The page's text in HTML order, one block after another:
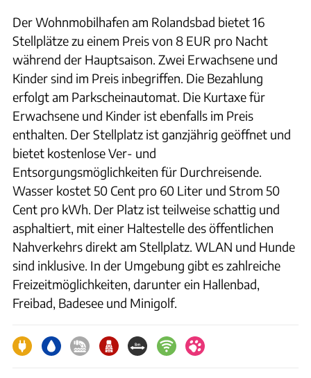
Der Wohnmobilhafen am Rolandsbad bietet 16
Stellplätze zu einem Preis von 8 EUR pro Nacht
während der Hauptsaison. Zwei Erwachsene und
Kinder sind im Preis inbegriffen. Die Bezahlung
erfolgt am Parkscheinautomat. Die Kurtaxe für
Erwachsene und Kinder ist ebenfalls im Preis
enthalten. Der Stellplatz ist ganzjährig geöffnet und
bietet kostenlose Ver- und
Entsorgungsmöglichkeiten für Durchreisende.
Wasser kostet 50 Cent pro 60 Liter und Strom 50
Cent pro kWh. Der Platz ist teilweise schattig und
asphaltiert, mit einer Haltestelle des öffentlichen
Nahverkehrs direkt am Stellplatz. WLAN und Hunde
sind inklusive. In der Umgebung gibt es zahlreiche
Freizeitmöglichkeiten, darunter ein Hallenbad,
Freibad, Badesee und Minigolf.